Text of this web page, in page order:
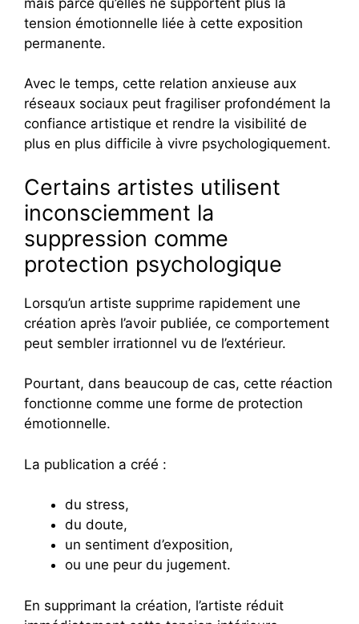
tension émotionnelle liée à cette exposition
permanente.
Avec le temps, cette relation anxieuse aux
réseaux sociaux peut fragiliser profondément la
confiance artistique et rendre la visibilité de
plus en plus difficile à vivre psychologiquement.
Certains artistes utilisent
inconsciemment la
suppression comme
protection psychologique
Lorsqu’un artiste supprime rapidement une
création après l’avoir publiée, ce comportement
peut sembler irrationnel vu de l’extérieur.
Pourtant, dans beaucoup de cas, cette réaction
fonctionne comme une forme de protection
émotionnelle.
La publication a créé :
du stress,
du doute,
un sentiment d’exposition,
ou une peur du jugement.
En supprimant la création, l’artiste réduit